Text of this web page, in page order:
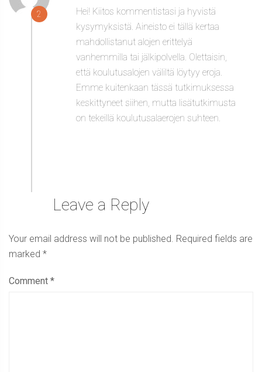
2
Hei! Kiitos kommentistasi ja hyvistä
kysymyksistä. Aineisto ei tällä kertaa
mahdollistanut alojen erittelyä
vanhemmilla tai jälkipolvella. Olettaisin,
että koulutusalojen väliltä löytyy eroja.
Emme kuitenkaan tässä tutkimuksessa
keskittyneet siihen, mutta lisätutkimusta
on tekeillä koulutusalaerojen suhteen.
Leave a Reply
Your email address will not be published. Required fields are
marked *
Comment *